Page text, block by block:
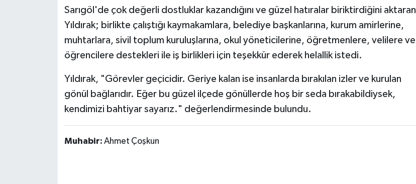
Sarıgöl'de çok değerli dostluklar kazandığını ve güzel hatıralar biriktirdiğini aktaran
Yıldırak; birlikte çalıştığı kaymakamlara, belediye başkanlarına, kurum amirlerine,
muhtarlara, sivil toplum kuruluşlarına, okul yöneticilerine, öğretmenlere, velilere ve
öğrencilere destekleri ile iş birlikleri için teşekkür ederek helallik istedi.
Yıldırak, "Görevler geçicidir. Geriye kalan ise insanlarda bırakılan izler ve kurulan
gönül bağlarıdır. Eğer bu güzel ilçede gönüllerde hoş bir seda bırakabildiysek,
kendimizi bahtiyar sayarız." değerlendirmesinde bulundu.
Muhabir: Ahmet Çoşkun